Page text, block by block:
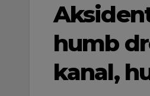
humb
kanal,